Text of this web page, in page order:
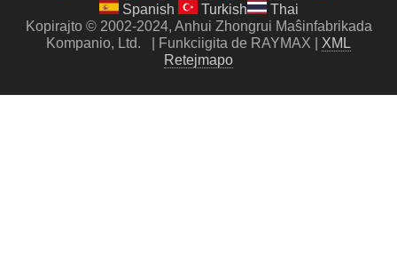
Spanish
Turkish
Thai
Kopirajto © 2002-2024, Anhui Zhongrui Maŝinfabrikada
Kompanio, Ltd.
Funkciigita de RAYMAX
XML
Retejmapo